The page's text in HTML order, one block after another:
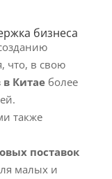
бизнеса
что, в свою
в Китаеболее
также
поставок
малых и